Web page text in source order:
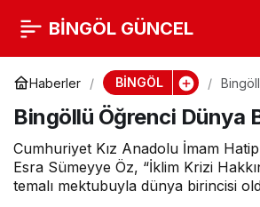
BİNGÖL GÜNCEL
Haberler BİNGÖL
Bingöllü Öğrenci Dünya
Cumhuriyet Kız Anadolu İmam
Esra Sümeyye Öz, “İklim Krizi
temalı mektubuyla dünya birincisi
Bingöllü Öğrenci Dünya
Birincisi Oldu